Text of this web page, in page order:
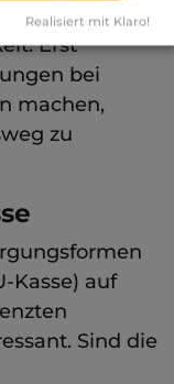
beiden
Erst
bei
machen,
zu
Kasse) auf
Sind die
Realisiert mit Klaro!